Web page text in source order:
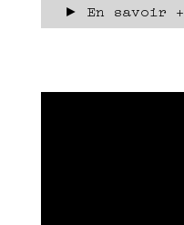
► En savoir +